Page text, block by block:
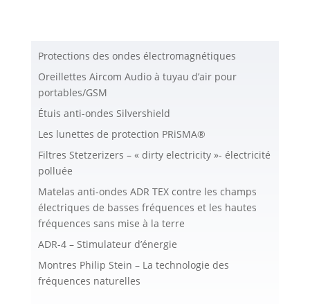
Protections des ondes électromagnétiques
Oreillettes Aircom Audio à tuyau d’air pour
portables/GSM
Étuis anti-ondes Silvershield
Les lunettes de protection PRiSMA®
Filtres Stetzerizers – « dirty electricity »- électricité
polluée
Matelas anti-ondes ADR TEX contre les champs
électriques de basses fréquences et les hautes
fréquences sans mise à la terre
ADR-4 – Stimulateur d’énergie
Montres Philip Stein – La technologie des
fréquences naturelles